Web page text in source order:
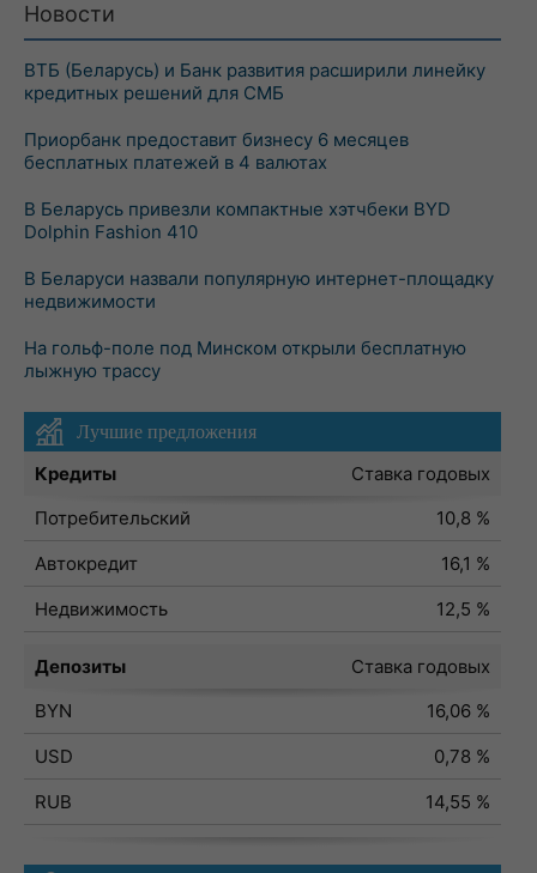
Новости
ВТБ (Беларусь) и Банк развития расширили линейку
кредитных решений для СМБ
Приорбанк предоставит бизнесу 6 месяцев
бесплатных платежей в 4 валютах
В Беларусь привезли компактные хэтчбеки BYD
Dolphin Fashion 410
В Беларуси назвали популярную интернет-площадку
недвижимости
На гольф-поле под Минском открыли бесплатную
лыжную трассу
Лучшие предложения
Кредиты
Ставка годовых
Потребительский
10,8 %
Автокредит
16,1 %
Недвижимость
12,5 %
Депозиты
Ставка годовых
BYN
16,06 %
USD
0,78 %
RUB
14,55 %